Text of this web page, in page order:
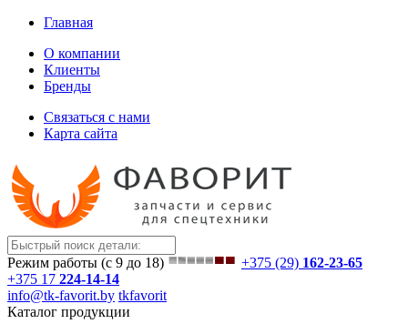
Главная
О компании
Клиенты
Бренды
Связаться с нами
Карта сайта
Режим работы (с 9 до 18) +375 (29) 162-23-65
+375 17 224-14-14
info@tk-favorit.by tkfavorit
Каталог продукции